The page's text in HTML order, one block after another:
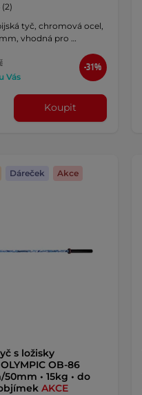
(2)
tyč, chromová ocel,
vhodná pro …
Vás
-31%
Koupit
Dáreček Akce
s ložisky
OB-86
50mm • 15kg • do
AKCE